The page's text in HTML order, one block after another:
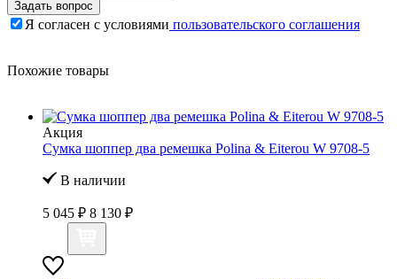
Задать вопрос
Я согласен с условиями пользовательского соглашения
Похожие товары
Акция
Сумка шоппер два ремешка Polina & Eiterou W 9708-5
В наличии
5 045 ₽ 8 130 ₽